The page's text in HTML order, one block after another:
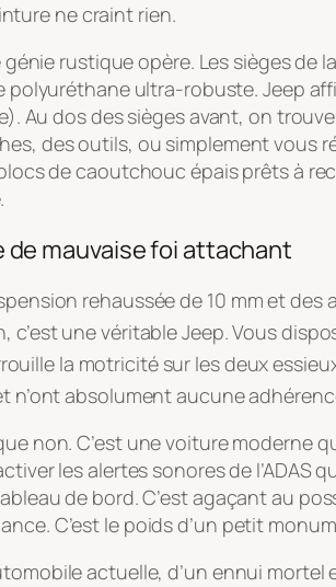
ne craint rien.
génie rustique opère. Les sièges
polyuréthane ultra-robuste. Jeep
Au dos des sièges avant, on
des outils, ou simplement vous
de caoutchouc épais prêts à
de mauvaise foi attachant
rehaussée de 10 mm et
c’est une véritable Jeep. Vous
la motricité sur les deux
n’ont absolument aucune
non. C’est une voiture moderne
les alertes sonores de
de bord. C’est agaçant au
C’est le poids d’un petit
actuelle, d’un ennui